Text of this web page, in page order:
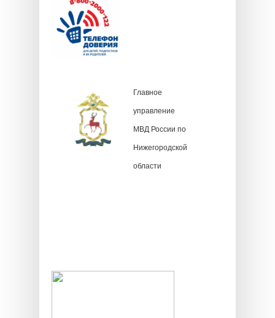
Главное
управление
МВД России по
Нижегородской
области